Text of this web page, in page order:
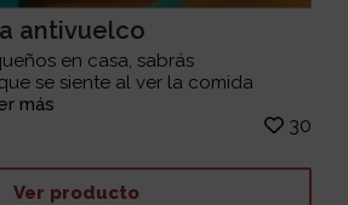
antivuelco
en casa, sabrás
se siente al ver la comida
más
30
Ver producto